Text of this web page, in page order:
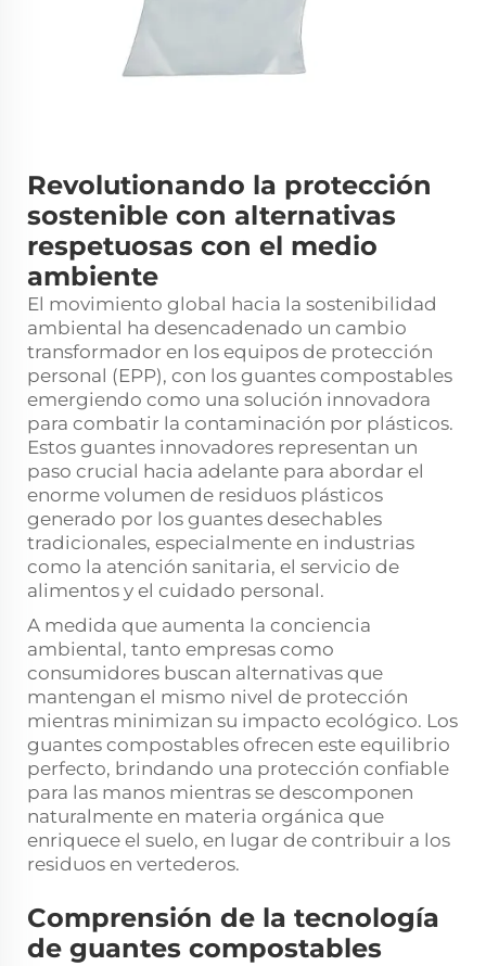
Revolutionando la protección
sostenible con alternativas
respetuosas con el medio
ambiente
El movimiento global hacia la sostenibilidad
ambiental ha desencadenado un cambio
transformador en los equipos de protección
personal (EPP), con los guantes compostables
emergiendo como una solución innovadora
para combatir la contaminación por plásticos.
Estos guantes innovadores representan un
paso crucial hacia adelante para abordar el
enorme volumen de residuos plásticos
generado por los guantes desechables
tradicionales, especialmente en industrias
como la atención sanitaria, el servicio de
alimentos y el cuidado personal.
A medida que aumenta la conciencia
ambiental, tanto empresas como
consumidores buscan alternativas que
mantengan el mismo nivel de protección
mientras minimizan su impacto ecológico. Los
guantes compostables ofrecen este equilibrio
perfecto, brindando una protección confiable
para las manos mientras se descomponen
naturalmente en materia orgánica que
enriquece el suelo, en lugar de contribuir a los
residuos en vertederos.
Comprensión de la tecnología
de guantes compostables